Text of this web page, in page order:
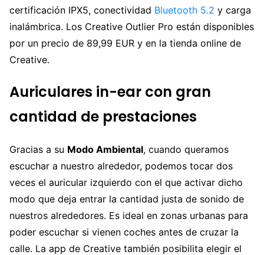
certificación IPX5, conectividad Bluetooth 5.2 y carga
inalámbrica. Los Creative Outlier Pro están disponibles
por un precio de 89,99 EUR y en la tienda online de
Creative.
Auriculares in-ear con gran
cantidad de prestaciones
Gracias a su Modo Ambiental, cuando queramos
escuchar a nuestro alrededor, podemos tocar dos
veces el auricular izquierdo con el que activar dicho
modo que deja entrar la cantidad justa de sonido de
nuestros alrededores. Es ideal en zonas urbanas para
poder escuchar si vienen coches antes de cruzar la
calle. La app de Creative también posibilita elegir el